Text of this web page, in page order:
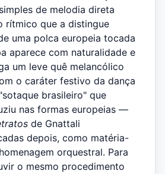
de melodia direta
rítmico que a distingue
uma polca europeia tocada
aparece com naturalidade e
um leve quê melancólico
o caráter festivo da dança
brasileiro" que
nas formas europeias —
de Gnattali
depois, como matéria-
orquestral. Para
o mesmo procedimento